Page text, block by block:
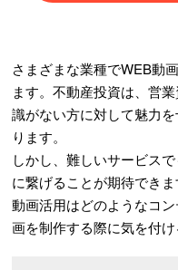
さまざまな業種でWEB動
ます。不動産投資は、営
識がない方に対して魅力
ります。
しかし、難しいサービス
に繋げることが期待でき
動画活用はどのようなコ
画を制作する際に気を付